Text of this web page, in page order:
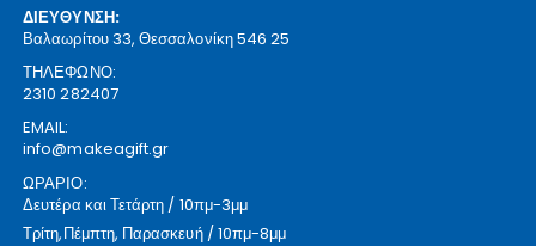
ΔΙΕΥΘΥΝΣΗ:
Βαλαωρίτου 33, Θεσσαλονίκη 546 25
ΤΗΛΕΦΩΝΟ:
2310 282407
EMAIL:
info@makeagift.gr
ΩΡΑΡΙΟ:
Δευτέρα και Τετάρτη / 10πμ-3μμ
Τρίτη,Πέμπτη, Παρασκευή / 10πμ-8μμ